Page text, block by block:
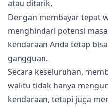
atau ditarik.
Dengan membayar tepat
menghindari potensi
kendaraan Anda tetap
gangguan.
Secara keseluruhan,
waktu tidak hanya
kendaraan, tetapi juga